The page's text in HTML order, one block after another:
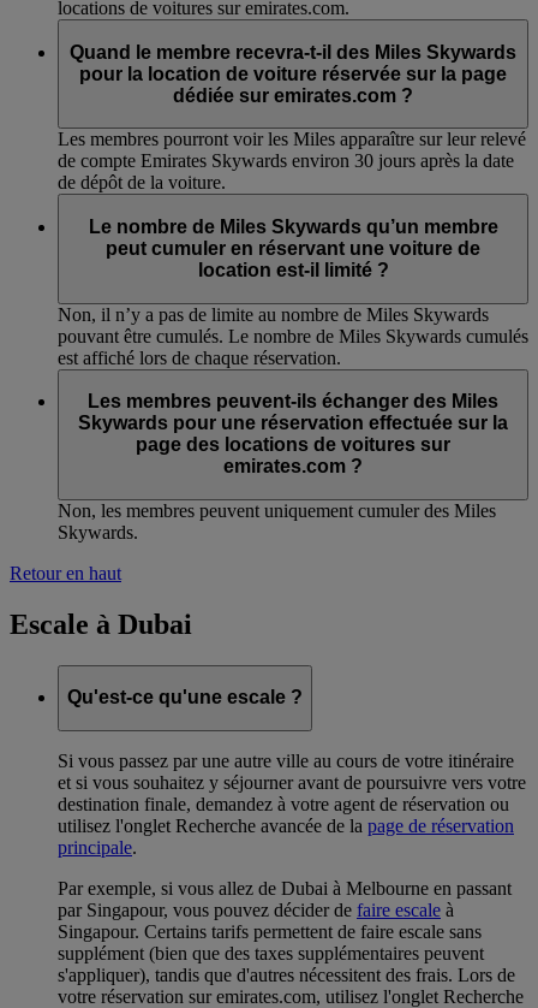
locations de voitures sur emirates.com.
Quand le membre recevra-t-il des Miles Skywards
pour la location de voiture réservée sur la page
dédiée sur emirates.com ?
Les membres pourront voir les Miles apparaître sur leur relevé
de compte Emirates Skywards environ 30 jours après la date
de dépôt de la voiture.
Le nombre de Miles Skywards qu’un membre
peut cumuler en réservant une voiture de
location est-il limité ?
Non, il n’y a pas de limite au nombre de Miles Skywards
pouvant être cumulés. Le nombre de Miles Skywards cumulés
est affiché lors de chaque réservation.
Les membres peuvent-ils échanger des Miles
Skywards pour une réservation effectuée sur la
page des locations de voitures sur
emirates.com ?
Non, les membres peuvent uniquement cumuler des Miles
Skywards.
Retour en haut
Escale à Dubai
Qu'est-ce qu'une escale ?
Si vous passez par une autre ville au cours de votre itinéraire
et si vous souhaitez y séjourner avant de poursuivre vers votre
destination finale, demandez à votre agent de réservation ou
utilisez l'onglet Recherche avancée de la page de réservation
principale.
Par exemple, si vous allez de Dubai à Melbourne en passant
par Singapour, vous pouvez décider de faire escale à
Singapour. Certains tarifs permettent de faire escale sans
supplément (bien que des taxes supplémentaires peuvent
s'appliquer), tandis que d'autres nécessitent des frais. Lors de
votre réservation sur emirates.com, utilisez l'onglet Recherche